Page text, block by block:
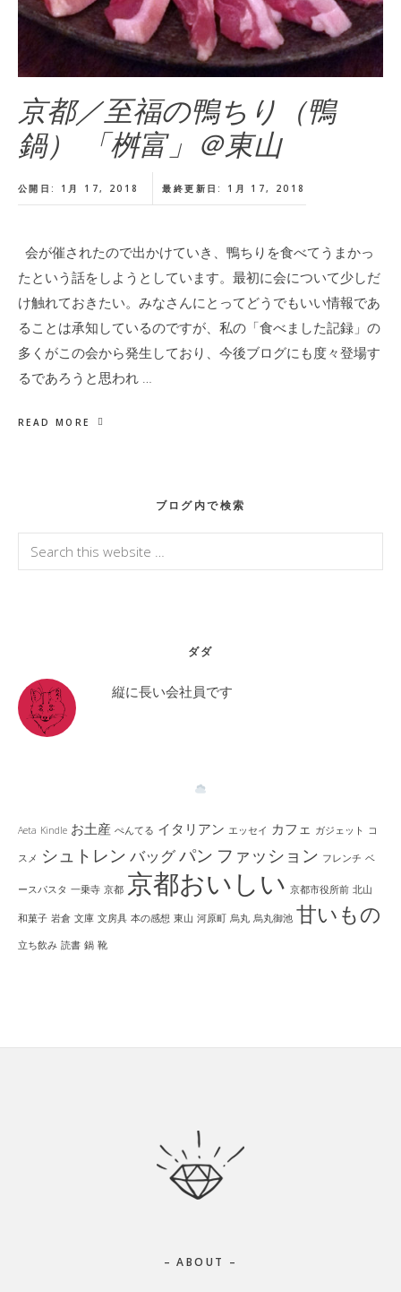
京都／至福の鴨ちり（鴨
鍋） 「桝富」＠東山
公開日: 1月 17, 2018 最終更新日: 1月 17, 2018
会が催されたので出かけていき、鴨ちりを食べてうまかっ
たという話をしようとしています。最初に会について少しだ
け触れておきたい。みなさんにとってどうでもいい情報であ
ることは承知しているのですが、私の「食べました記録」の
多くがこの会から発生しており、今後ブログにも度々登場す
るであろうと思われ …
READ MORE
Sidebar
ブログ内で検索
Search
this
ダダ
縦に長い会社員です
Aeta Kindle お土産 ぺんてる イタリアン エッセイ カフェ ガジェット コ
スメ シュトレン バッグパン ファッション フレンチ ベ
ースパスタ 一乗寺 京都 京都おいしい 京都市役所前 北山
和菓子 岩倉 文庫 文房具 本の感想 東山 河原町 烏丸 烏丸御池 甘いもの
立ち飲み 読書 鍋 靴
– ABOUT –